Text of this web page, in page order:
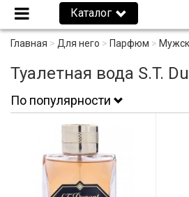
Каталог
Главная > Для него > Парфюм >
Туалетная вода S.T.
По популярности